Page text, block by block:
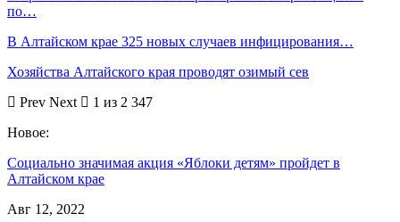
по…
В Алтайском крае 325 новых случаев инфицирования…
Хозяйства Алтайского края проводят озимый сев
Prev Next
1 из 2 347
Новое:
Социально значимая акция «Яблоки детям» пройдет в
Алтайском крае
Авг 12, 2022